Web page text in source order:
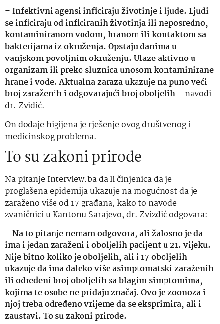
–Infektivni agensi inficiraju životinje i ljude. Ljudi
se inficiraju od inficiranih životinja ili neposredno,
kontaminiranom vodom, hranom ili kontaktom sa
bakterijama iz okruženja. Opstaju danima u
vanjskom povoljnim okruženju. Ulaze aktivno u
organizam ili preko sluznica unosom kontaminirane
hrane i vode. Aktualna zaraza ukazuje na puno veći
broj zaraženih i odgovarajući broj oboljelih– navodi
dr. Zvidić.
On dodaje higijena je rješenje ovog društvenog i
medicinskog problema.
To su zakoni prirode
Na pitanje Interview.ba da li činjenica da je
proglašena epidemija ukazuje na mogućnost da je
zaraženo više od 17 građana, kako to navode
zvaničnici u Kantonu Sarajevo, dr. Zvizdić odgovara:
–Na to pitanje nemam odgovora, ali žalosno je da
ima i jedan zaraženi i oboljelih pacijent u 21. vijeku.
Nije bitno koliko je oboljelih, ali i 17 oboljelih
ukazuje da ima daleko više asimptomatski zaraženih
ili određeni broj oboljelih sa blagim simptomima,
kojima te osobe ne pridaju značaj. Ovo je zoonoza i
njoj treba određeno vrijeme da se eksprimira, ali i
zaustavi. To su zakoni prirode.